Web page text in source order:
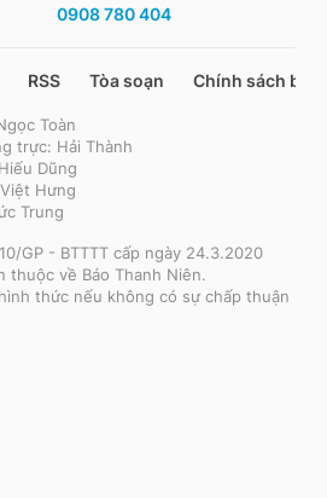
0908 780 404
RSS Tòa soạn Chính sách bảo
Toàn
trực: Hải Thành
Dũng
Hưng
Trung
GP - BTTTT cấp ngày 24.3.2020
về Báo Thanh Niên.
thức nếu không có sự chấp thuận